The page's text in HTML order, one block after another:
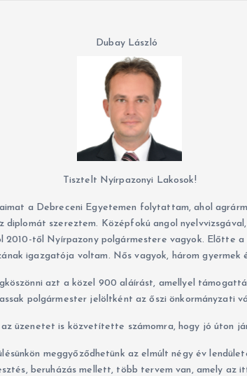
Dubay László
Tisztelt Nyírpazonyi Lakosok!
a Debreceni Egyetemen folytattam, ahol
diplomát szereztem. Középfokú angol
2010-től Nyírpazony polgármestere vagyok. Előtte
igazgatója voltam. Nős vagyok, három gyermek
azt a közel 900 aláírást, amellyel
polgármester jelöltként az őszi önkormányzati
üzenetet is közvetítette számomra, hogy jó úton
meggyőződhetünk az elmúlt négy év
beruházás mellett, több tervem van, amely az